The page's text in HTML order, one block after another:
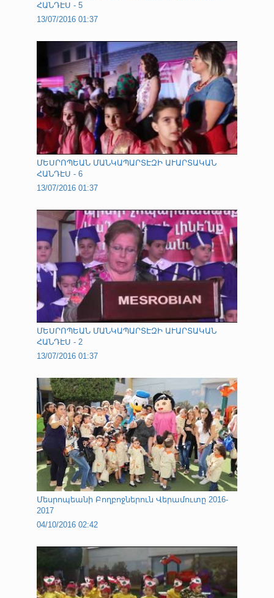
ՀԱՆԴԷՍ - 5
13/07/2016 01:37
ՄԵՍՐՈՊԵԱՆ ՄԱՆԿԱՊԱՐՏԷԶԻ ԱՒԱՐՏԱԿԱՆ
ՀԱՆԴԷՍ - 6
13/07/2016 01:37
ՄԵՍՐՈՊԵԱՆ ՄԱՆԿԱՊԱՐՏԷԶԻ ԱՒԱՐՏԱԿԱՆ
ՀԱՆԴԷՍ - 2
13/07/2016 01:37
Մեսրոպեանի Բողբոջներուն Վերամուտը 2016-
2017
04/10/2016 02:42